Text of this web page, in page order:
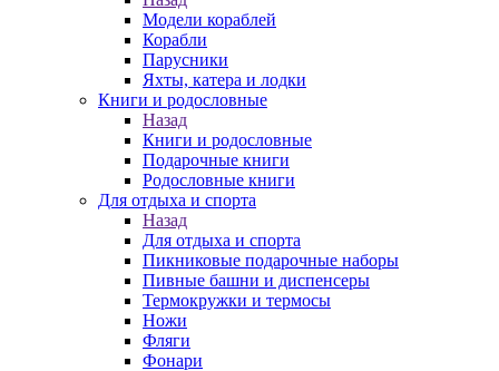
Модели кораблей
Корабли
Парусники
Яхты, катера и лодки
Книги и родословные
Назад
Книги и родословные
Подарочные книги
Родословные книги
Для отдыха и спорта
Назад
Для отдыха и спорта
Пикниковые подарочные наборы
Пивные башни и диспенсеры
Термокружки и термосы
Ножи
Фляги
Фонари